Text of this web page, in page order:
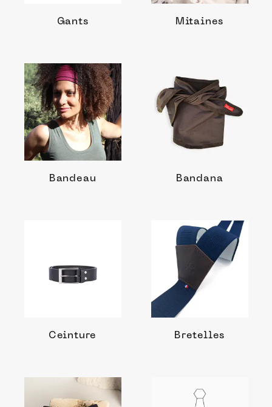
Gants Mitaines
Bandeau Bandana
Ceinture Bretelles